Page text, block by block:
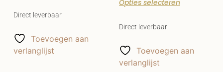
Direct leverbaar
Toevoegen aan
verlanglijst
Opties selecteren
Direct leverbaar
Toevoegen aan
verlanglijst